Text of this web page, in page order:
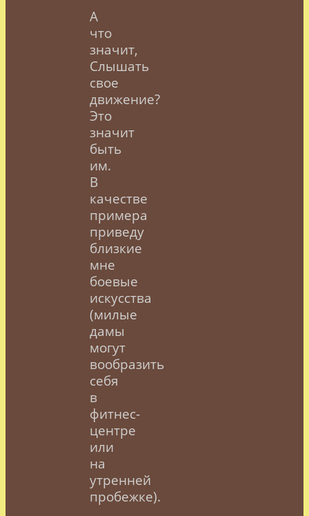
А
что
значит,
Слышать
свое
движение?
Это
значит
быть
им.
В
качестве
примера
приведу
близкие
мне
боевые
искусства
(милые
дамы
могут
вообразить
себя
в
фитнес-
центре
или
на
утренней
пробежке).